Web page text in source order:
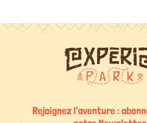
Rejoignez l'aventure :